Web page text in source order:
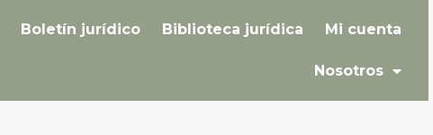
Boletín jurídico Biblioteca jurídica Mi cuenta
Nosotros